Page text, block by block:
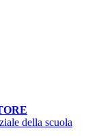
della scuola